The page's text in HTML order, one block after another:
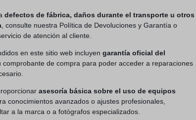
defectos de fábrica, daños durante el transporte u otros
, consulte nuestra Política de Devoluciones y Garantía o
de atención al cliente.
en este sitio web incluyengarantía oficial del
comprobante de compra para poder acceder a reparaciones
asesoría básica sobre el uso de equipos
conocimientos avanzados o ajustes profesionales,
a la marca o a fotógrafos especializados.